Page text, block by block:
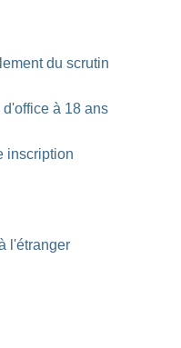
du scrutin
à 18 ans
inscription
l'étranger